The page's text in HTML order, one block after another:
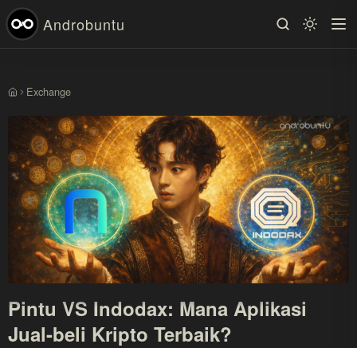
Androbuntu
BerandaExchange
Pintu VS Indodax: Mana Aplikasi
Jual-beli Kripto Terbaik?